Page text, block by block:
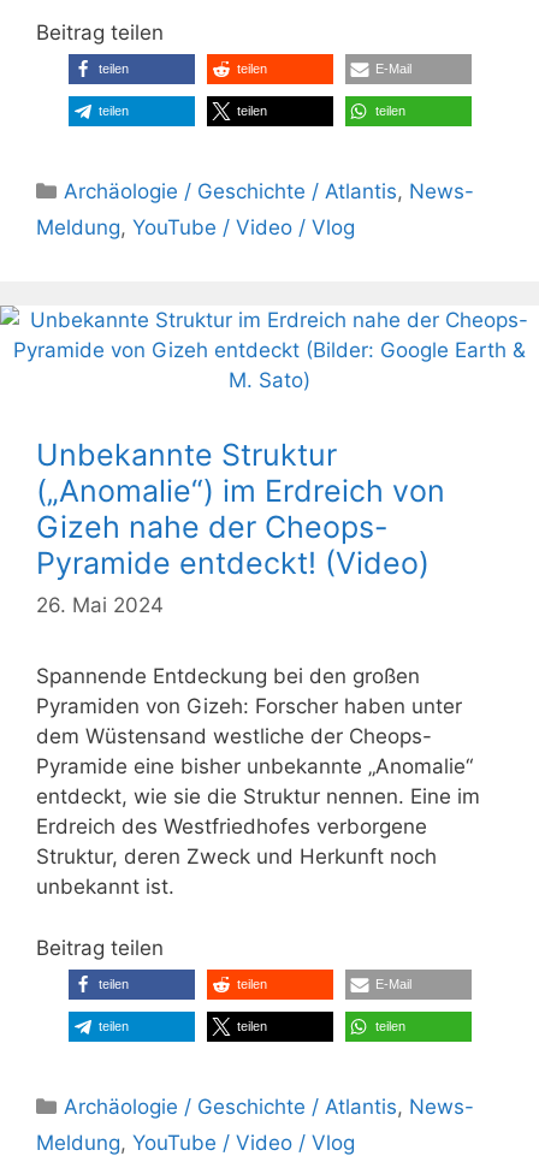
Beitrag teilen
teilen teilen E-Mail
teilen teilen teilen
Kategorien
Archäologie / Geschichte / Atlantis, News-
Meldung, YouTube / Video / Vlog
Unbekannte Struktur
(„Anomalie“) im Erdreich von
Gizeh nahe der Cheops-
Pyramide entdeckt! (Video)
26. Mai 2024
Spannende Entdeckung bei den großen
Pyramiden von Gizeh: Forscher haben unter
dem Wüstensand westliche der Cheops-
Pyramide eine bisher unbekannte „Anomalie“
entdeckt, wie sie die Struktur nennen. Eine im
Erdreich des Westfriedhofes verborgene
Struktur, deren Zweck und Herkunft noch
unbekannt ist.
Beitrag teilen
teilen teilen E-Mail
teilen teilen teilen
Kategorien
Archäologie / Geschichte / Atlantis, News-
Meldung, YouTube / Video / Vlog